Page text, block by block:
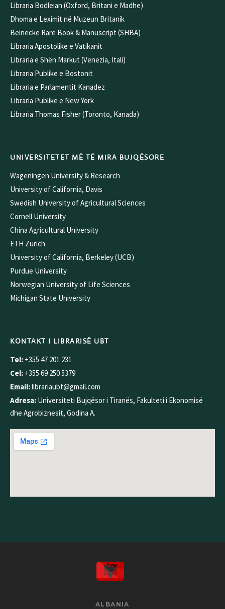
Libraria Bodleian (Oxford, Britani e Madhe)
Dhoma e Leximit në Muzeun Britanik
Beinecke Rare Book & Manuscript (SHBA)
Libraria Apostolike e Vatikanit
Libraria e Shën Markut (Venezia, Itali)
Libraria Publike e Bostonit
Libraria e Parlamentit Kanadez
Libraria Publike e New York
Libraria Thomas Fisher (Toronto, Kanada)
UNIVERSITETET MË TË MIRA BUJQËSORE
Wageningen University & Research
University of California, Davis
Swedish University of Agricultural Sciences
Cornell University
China Agricultural University
ETH Zurich
University of California, Berkeley (UCB)
Purdue University
Norwegian University of Life Sciences
Michigan State University
KONTAKT I LIBRARISË UBT
Tel: +355 47 201 231
Cel: +355 69 250 5379
Email:librariaubt@gmail.com
Adresa: Universiteti Bujqësor i Tiranës, Fakulteti i Ekonomisë
dhe Agrobiznesit, Godina A.
ALBANIA